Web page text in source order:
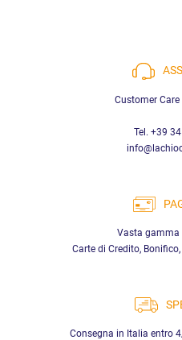
Customer
Tel. +39
Vasta gamma
Carte di Credito,
Consegna in Italia entro